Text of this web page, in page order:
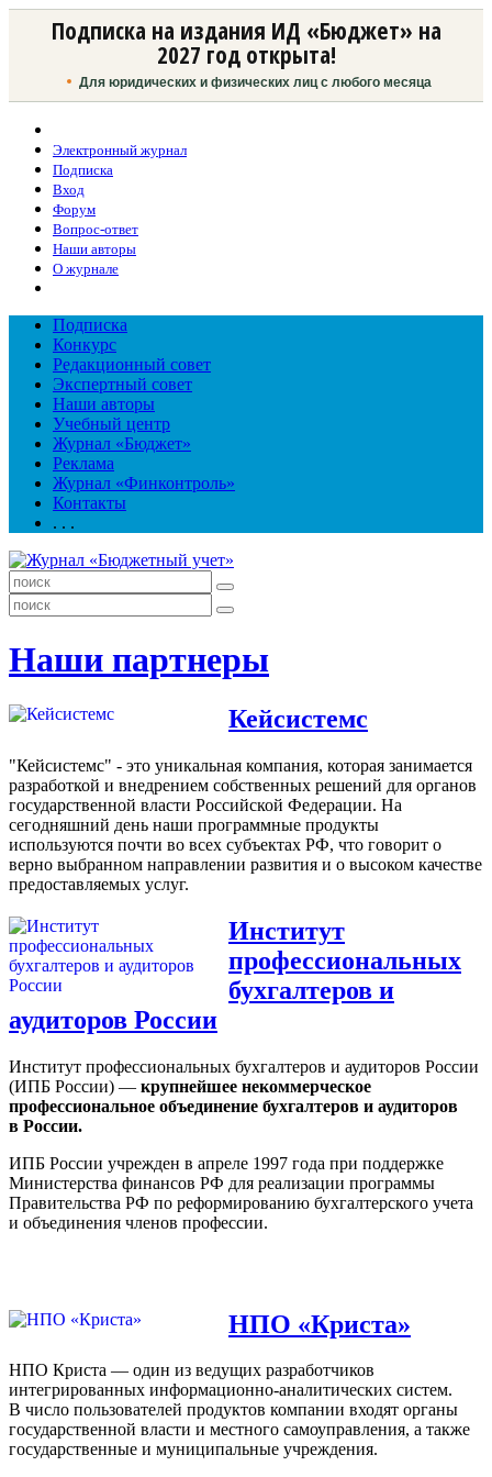
Подписка на издания ИД «Бюджет» на
2027 год открыта!
Для юридических и физических лиц с любого месяца
Электронный журнал
Подписка
Вход
Форум
Вопрос-ответ
Наши авторы
О журнале
Подписка
Конкурс
Редакционный совет
Экспертный совет
Наши авторы
Учебный центр
Журнал «Бюджет»
Реклама
Журнал «Финконтроль»
Контакты
. . .
Наши партнеры
Кейсистемс
"Кейсистемс" - это уникальная компания, которая занимается
разработкой и внедрением собственных решений для органов
государственной власти Российской Федерации. На
сегодняшний день наши программные продукты
используются почти во всех субъектах РФ, что говорит о
верно выбранном направлении развития и о высоком качестве
предоставляемых услуг.
Институт
профессиональных
бухгалтеров и
аудиторов России
Институт профессиональных бухгалтеров и аудиторов России
(ИПБ России) — крупнейшее некоммерческое
профессиональное объединение бухгалтеров и аудиторов
в России.
ИПБ России учрежден в апреле 1997 года при поддержке
Министерства финансов РФ для реализации программы
Правительства РФ по реформированию бухгалтерского учета
и объединения членов профессии.
НПО «Криста»
НПО Криста — один из ведущих разработчиков
интегрированных информационно-аналитических систем.
В число пользователей продуктов компании входят органы
государственной власти и местного самоуправления, а также
государственные и муниципальные учреждения.